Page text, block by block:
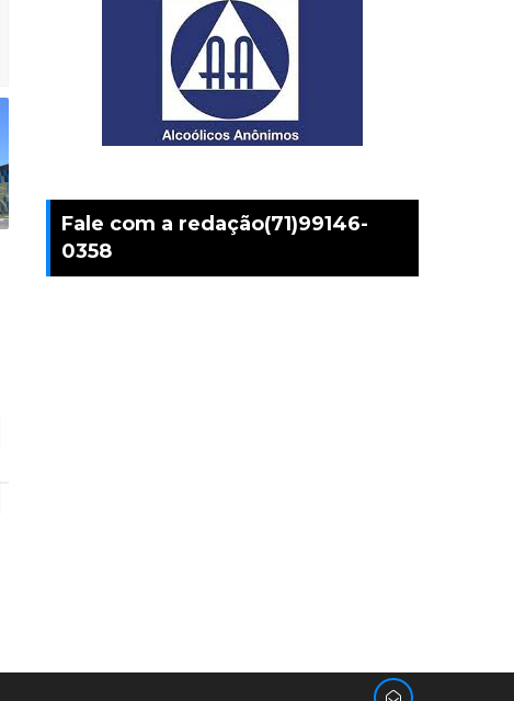
Fale com a redação(71)99146-
0358